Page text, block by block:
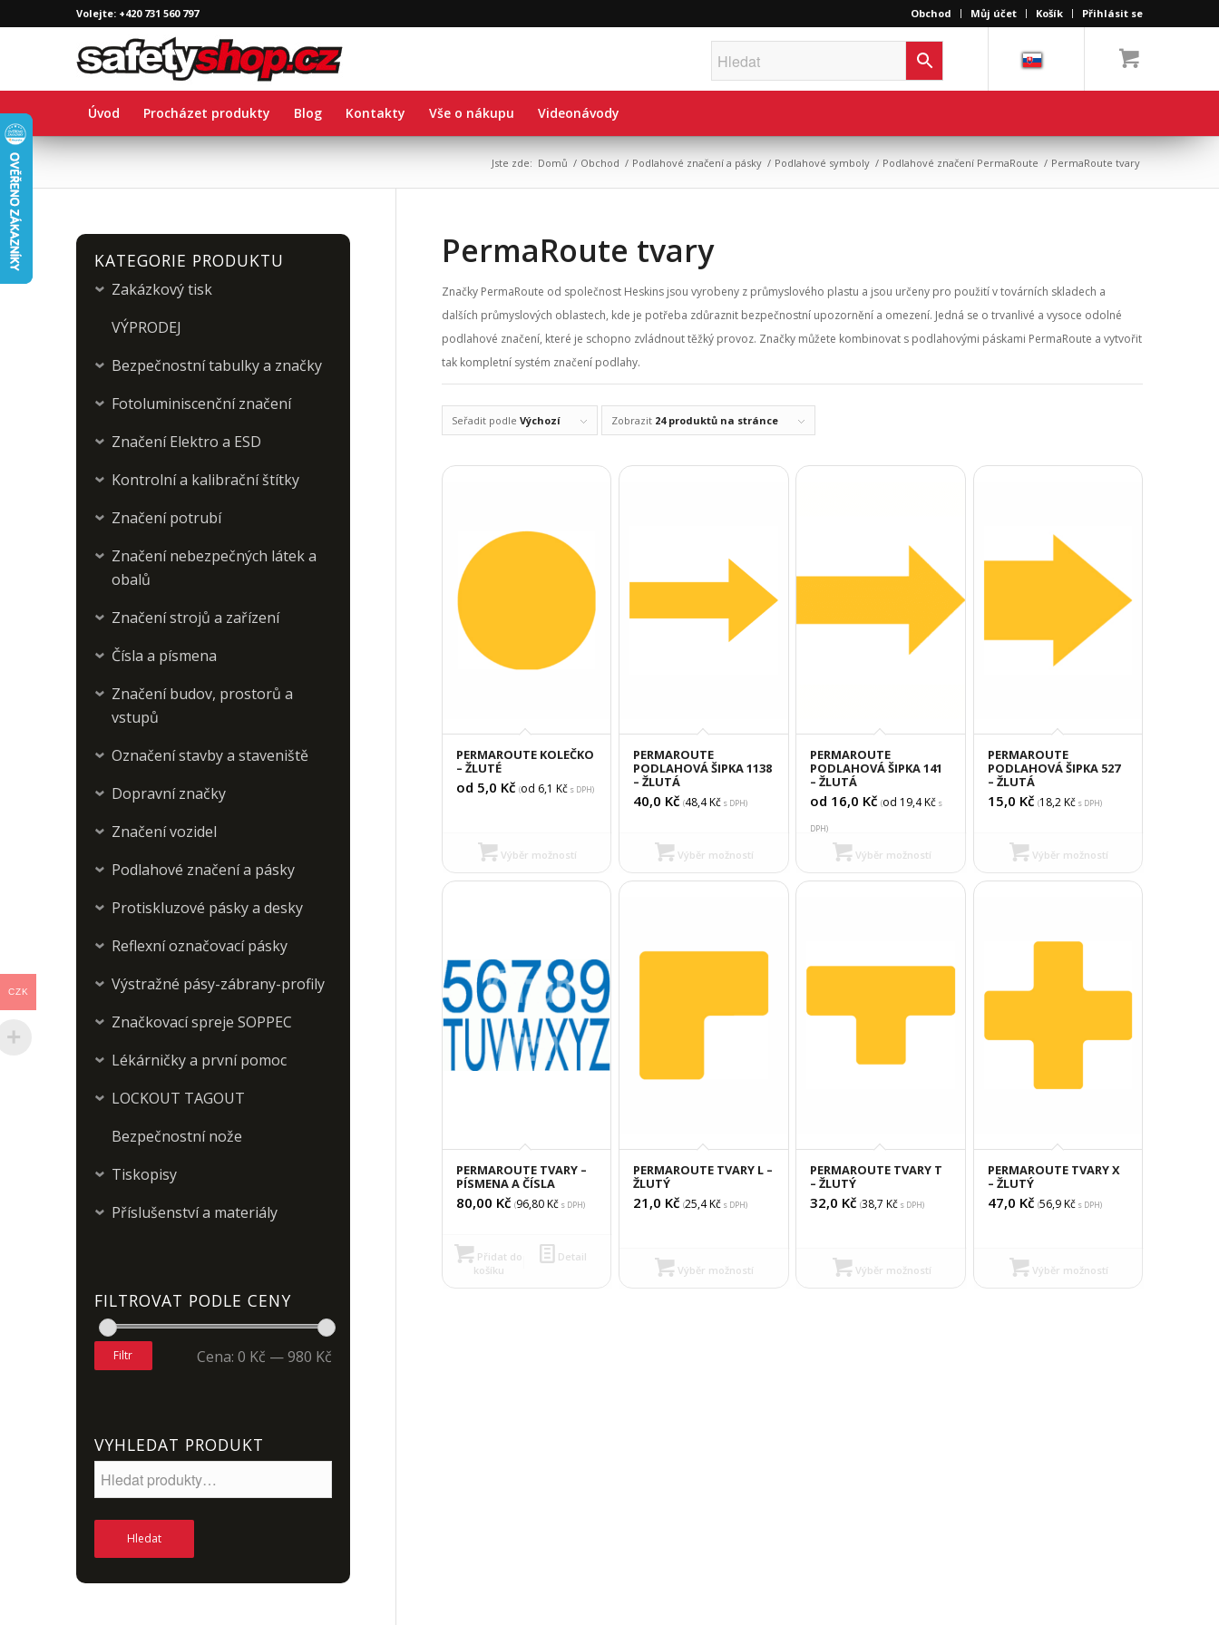
Obchod Můj účet Košík Přihlásit se
Volejte: +420 731 560 797
Úvod Procházet produkty Blog Kontakty Vše o nákupu Videonávody
Jste zde: Domů / Obchod / Podlahové značení a pásky / Podlahové symboly / Podlahové značení PermaRoute / PermaRoute tvary
PermaRoute tvary
Značky PermaRoute od společnost Heskins jsou vyrobeny z průmyslového plastu a jsou určeny pro použití v továrních skladech a
dalších průmyslových oblastech, kde je potřeba zdůraznit bezpečnostní upozornění a omezení. Jedná se o trvanlivé a vysoce odolné
podlahové značení, které je schopno zvládnout těžký provoz. Značky můžete kombinovat s podlahovými páskami PermaRoute a vytvořit
tak kompletní systém značení podlahy.
Seřadit podle Výchozí Zobrazit 24 produktů na stránce
PERMAROUTE KOLEČKO
– ŽLUTÉ
od 5,0 Kč (od 6,1 Kčs DPH)
Výběr možností
PERMAROUTE
PODLAHOVÁ ŠIPKA 1138
– ŽLUTÁ
40,0 Kč (48,4Kč s DPH)
Výběr možností
PERMAROUTE
PODLAHOVÁ ŠIPKA 141
– ŽLUTÁ
od 16,0 Kč (od 19,4Kč s
DPH)
Výběr možností
PERMAROUTE
PODLAHOVÁ ŠIPKA 527
– ŽLUTÁ
15,0 Kč (18,2Kčs DPH)
Výběr možností
PERMAROUTE TVARY –
PÍSMENA A ČÍSLA
80,00 Kč (96,80Kčs DPH)
Přidat do
košíku
Detail
PERMAROUTE TVARY L –
ŽLUTÝ
21,0 Kč (25,4Kč s DPH)
Výběr možností
PERMAROUTE TVARY T
– ŽLUTÝ
32,0 Kč (38,7 Kč s DPH)
Výběr možností
PERMAROUTE TVARY X
– ŽLUTÝ
47,0 Kč (56,9Kčs DPH)
Výběr možností
KATEGORIE PRODUKTU
›Zakázkový tisk
VÝPRODEJ
›Bezpečnostní tabulky a značky
›Fotoluminiscenční značení
›Značení Elektro a ESD
›Kontrolní a kalibrační štítky
›Značení potrubí
›Značení nebezpečných látek a
obalů
›Značení strojů a zařízení
›Čísla a písmena
›Značení budov, prostorů a
vstupů
›Označení stavby a staveniště
›Dopravní značky
›Značení vozidel
›Podlahové značení a pásky
›Protiskluzové pásky a desky
›Reflexní označovací pásky
›Výstražné pásy-zábrany-profily
›Značkovací spreje SOPPEC
›Lékárničky a první pomoc
›LOCKOUT TAGOUT
Bezpečnostní nože
›Tiskopisy
›Příslušenství a materiály
FILTROVAT PODLE CENY
Filtr Cena: 0 Kč —980 Kč
VYHLEDAT PRODUKT
Hledat
CZK